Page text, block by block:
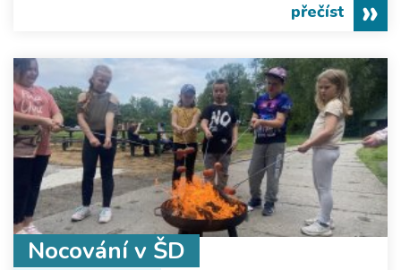
přečíst
Nocování v ŠD